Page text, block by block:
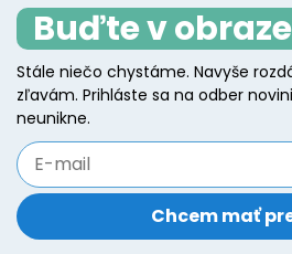
may
be
chosen
on
the
page
Buďte v obraze
Stále niečo chystáme. Navyše
zľavám. Prihláste sa na odber
neunikne.